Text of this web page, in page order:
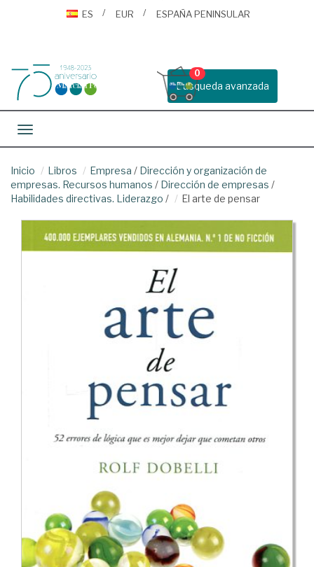
ES
EUR ESPAÑA PENINSULAR
Busqueda avanzada
0
Toggle navigation
Inicio Libros Empresa / Dirección y organización de
empresas. Recursos humanos / Dirección de empresas /
Habilidades directivas. Liderazgo / El arte de pensar